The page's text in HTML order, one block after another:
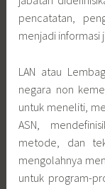
mengolahnya
untuk program-
bagi pihak-pihak
Lebih lanjut,
Oleh Tri Priyo
jabatan
memisah-
menghubungkan